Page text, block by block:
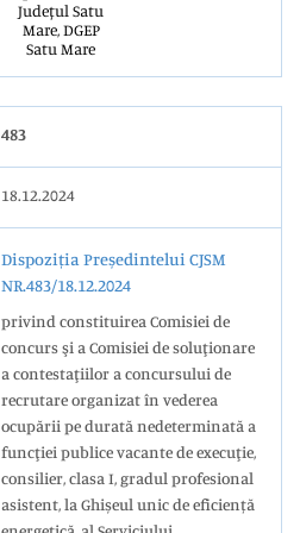
Județul Satu
Mare, DGEP
Satu Mare
483
18.12.2024
Dispoziția Președintelui CJSM
NR.483/18.12.2024
privind constituirea Comisiei de
concurs şi a Comisiei de soluţionare
a contestaţiilor a concursului de
recrutare organizat în vederea
ocupării pe durată nedeterminată a
funcţiei publice vacante de execuţie,
consilier, clasa I, gradul profesional
asistent, la Ghișeul unic de eficiență